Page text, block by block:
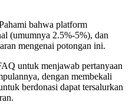
bahwa platform
(umumnya 2.5%-5%), dan
mengenai potongan ini.
untuk menjawab pertanyaan
dengan membekali
berdonasi dapat tersalurkan